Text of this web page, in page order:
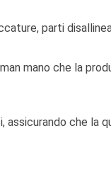
parti
mano che la
che la